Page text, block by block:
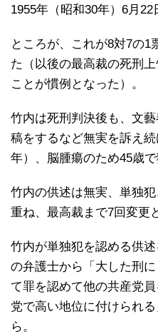
1955年（昭和30年）6月22
ところが、これが8対7の1
た（以後の最高裁の死刑
ことが慣例となった）。
竹内は死刑判決後も、文
稿をするなど無実を訴え
年）、脳腫瘍のため45歳で
竹内の供述は無実、単独
重ね、最高裁まで7回変更
竹内が単独犯を認める供
の弁護士から「大した刑
て罪を認めて他の共産党
党で高い地位に付けられ
ら。